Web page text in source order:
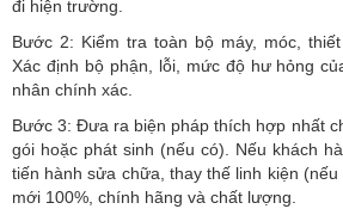
đi hiện trường.
Bước 2: Kiểm tra toàn bộ máy, móc,
Xác định bộ phận, lỗi, mức độ hư hỏng
nhân chính xác.
Bước 3: Đưa ra biện pháp thích hợp nhất
gói hoặc phát sinh (nếu có). Nếu khách
tiến hành sửa chữa, thay thế linh kiện
mới 100%, chính hãng và chất lượng.